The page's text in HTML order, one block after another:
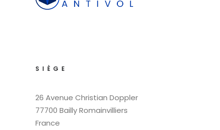
SIÈGE
26 Avenue Christian Doppler
77700 Bailly Romainvilliers
France